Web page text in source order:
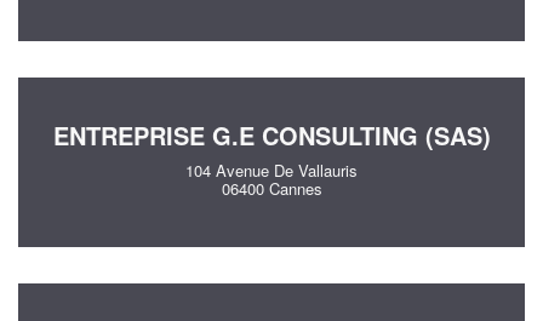
ENTREPRISE G.E CONSULTING (SAS)
104 Avenue De Vallauris
06400 Cannes